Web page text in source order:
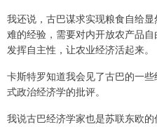
我还说，古巴谋求实现粮食自给
难的经验，需要对内开放农产品
发挥自主性，让农业经济活起来。
卡斯特罗知道我会见了古巴的一
式政治经济学的批评。
我说古巴经济学家也是苏联东欧